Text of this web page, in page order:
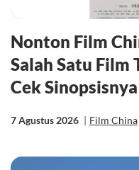
Nonton Film
Salah Satu Film
Cek Sinopsisnya
7 Agustus 2026 | Film China